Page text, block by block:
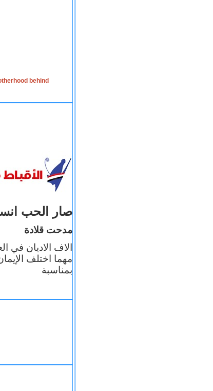
behind
صار الحب
مدحت قلادة
الاف الاديان في
مهما اختلف
بمناسبة